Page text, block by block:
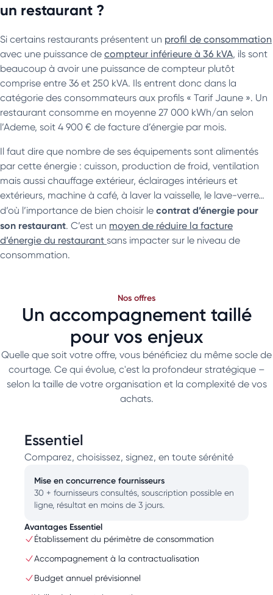
un restaurant ?
Si certains restaurants présentent un profil de consommation
avec une puissance de compteur inférieure à 36 kVA, ils sont
beaucoup à avoir une puissance de compteur plutôt
comprise entre 36 et 250 kVA. Ils entrent donc dans la
catégorie des consommateurs aux profils « Tarif Jaune ». Un
restaurant consomme en moyenne 27 000 kWh/an selon
l’Ademe, soit 4 900 € de facture d’énergie par mois.
Il faut dire que nombre de ses équipements sont alimentés
par cette énergie : cuisson, production de froid, ventilation
mais aussi chauffage extérieur, éclairages intérieurs et
extérieurs, machine à café, à laver la vaisselle, le lave-verre…
d’où l’importance de bien choisir le contrat d’énergie pour
son restaurant. C’est un moyen de réduire la facture
d’énergie du restaurant sans impacter sur le niveau de
consommation.
Nos offres
Un accompagnement taillé
pour vos enjeux
Quelle que soit votre offre, vous bénéficiez du même socle de
courtage. Ce qui évolue, c'est la profondeur stratégique –
selon la taille de votre organisation et la complexité de vos
achats.
Essentiel
Comparez, choisissez, signez, en toute sérénité
Mise en concurrence fournisseurs
30 + fournisseurs consultés, souscription possible en
ligne, résultat en moins de 3 jours.
Avantages Essentiel
Établissement du périmètre de consommation
Accompagnement à la contractualisation
Budget annuel prévisionnel